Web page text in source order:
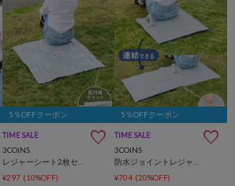
5％OFFクーポン
TIME SALE
3COINS
¥297 (10%OFF)
5％OFFクーポン
TIME SALE
3COINS
¥704 (20%OFF)